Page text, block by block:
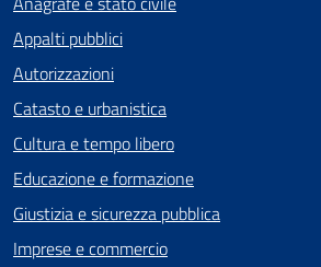
Appalti pubblici
Autorizzazioni
Catasto e urbanistica
Cultura e tempo libero
Educazione e formazione
Giustizia e sicurezza pubblica
Imprese e commercio